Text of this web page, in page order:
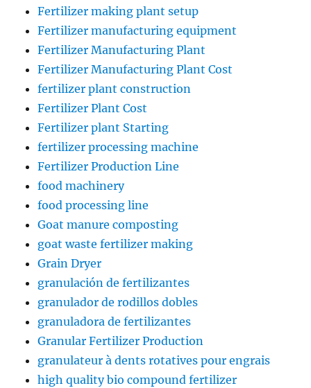
Fertilizer making plant setup
Fertilizer manufacturing equipment
Fertilizer Manufacturing Plant
Fertilizer Manufacturing Plant Cost
fertilizer plant construction
Fertilizer Plant Cost
Fertilizer plant Starting
fertilizer processing machine
Fertilizer Production Line
food machinery
food processing line
Goat manure composting
goat waste fertilizer making
Grain Dryer
granulación de fertilizantes
granulador de rodillos dobles
granuladora de fertilizantes
Granular Fertilizer Production
granulateur à dents rotatives pour engrais
high quality bio compound fertilizer